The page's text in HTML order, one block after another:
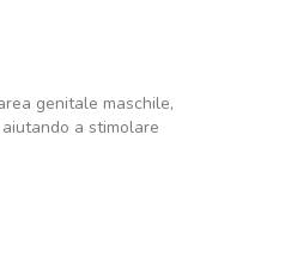
genitale maschile,
a stimolare